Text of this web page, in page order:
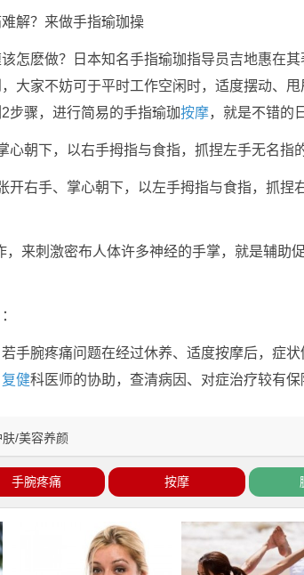
/美容养颜
解？来做手指瑜珈操
怎麽做？日本知名手指瑜珈指导员吉地惠在
，大家不妨可于平时工作空闲时，适度摆动、
步骤，进行简易的手指瑜珈按摩，就是不错的
心朝下，以右手拇指与食指，抓捏左手无名指
开右手、掌心朝下，以左手拇指与食指，抓捏
，来刺激密布人体许多神经的手掌，就是辅助
手腕疼痛问题在经过休养、适度按摩后，症
复健科医师的协助，查清病因、对症治疗较有保
手腕疼痛 按摩